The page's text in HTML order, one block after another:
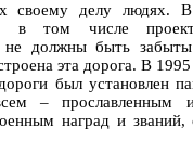
своему делу людях.
в том числе
не должны быть
эта дорога. В 1995
был установлен
– прославленным
наград и званий,